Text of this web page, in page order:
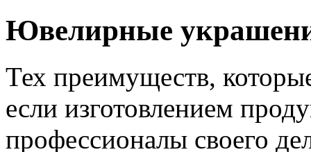
Ювелирные
Тех преимуществ,
если изготовлением
профессионалы своего